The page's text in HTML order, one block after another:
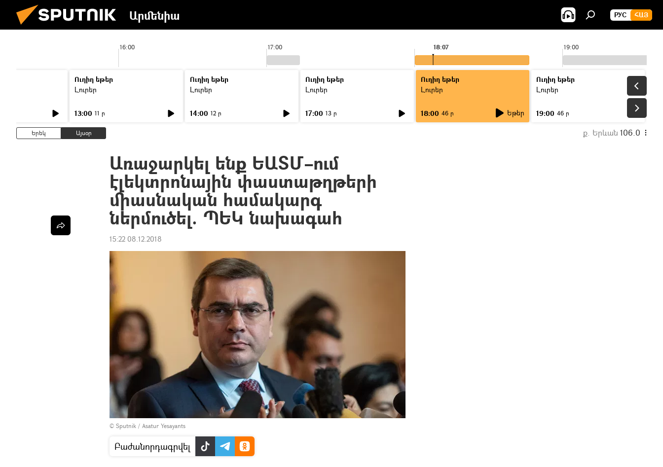
Արմենիա РУС ՀԱՅ
16:00 17:00 19:00
18:07
Ուղիղ եթեր
Լուրեր
13:00 11 ր
Ուղիղ եթեր
Լուրեր
14:00 12 ր
Ուղիղ եթեր
Լուրեր
17:00 13 ր
Ուղիղ եթեր
Լուրեր
18:00 46 ր Եթեր
Ուղիղ եթեր
Լուրեր
19:00 46 ր
Երեկ Այսօր ք. Երևան 106.0
Առաջարկել ենք ԵԱՏՄ–ում
էլեկտրոնային փաստաթղթերի
միասնական համակարգ
ներմուծել. ՊԵԿ նախագահ
15:22 08.12.2018
© Sputnik / Asatur Yesayants
Բաժանորդագրվել